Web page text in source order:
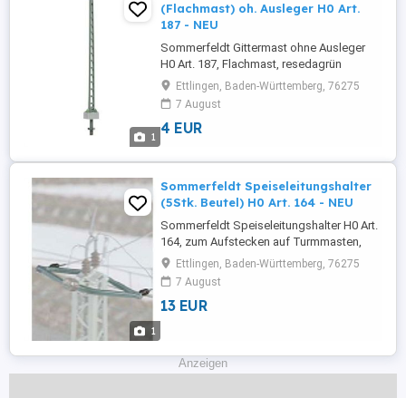
1
(Flachmast) oh. Ausleger H0 Art.
187 - NEU
Sommerfeldt Gittermast ohne Ausleger
H0 Art. 187, Flachmast, resedagrün
lackiert (Preis ist für 1 Stk. aus einer VPE
mit 5 Stk.!!!) . Alle angebotenen Artikel
sind NEUWARE mit 2 Jahren gesetzlicher
Gewähr und 14 Tagen Widerrufsrecht!
Versandkosten und Warenkorbrabatt ...
Ettlingen, Baden-Württemberg, 76275
7 August
4 EUR
1
Sommerfeldt Speiseleitungshalter
(5Stk. Beutel) H0 Art. 164 - NEU
Sommerfeldt Speiseleitungshalter H0 Art.
164, zum Aufstecken auf Turmmasten,
eine Nachbildung einer oder zweier längs
geführten Speiseleitungen (V-förmige
Stütze auftrennen und Isolatoren
senkrecht biegen) kann man mit einem
Beutel ...
Ettlingen, Baden-Württemberg, 76275
7 August
13 EUR
Anzeigen